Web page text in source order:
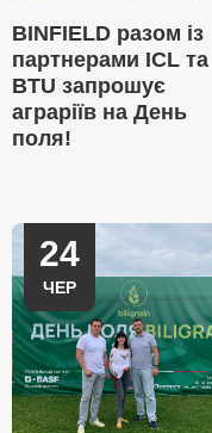
BINFIELD разом із
партнерами ICL та
BTU запрошує
аграріїв на День
поля!
24
ЧЕР